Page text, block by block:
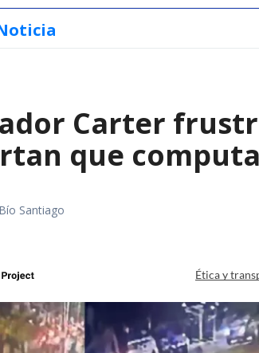
Carter
que
Santiago
Ética y